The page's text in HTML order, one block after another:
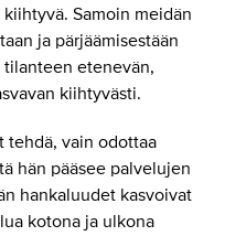
Samoin meidän
ja pärjäämisestään
tilanteen etenevän,
kiihtyvästi.
tehdä, vain odottaa
hän pääsee palvelujen
hankaluudet kasvoivat
kotona ja ulkona